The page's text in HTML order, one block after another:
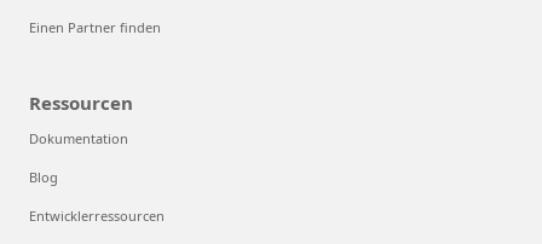
Einen Partner finden
Ressourcen
Dokumentation
Blog
Entwicklerressourcen